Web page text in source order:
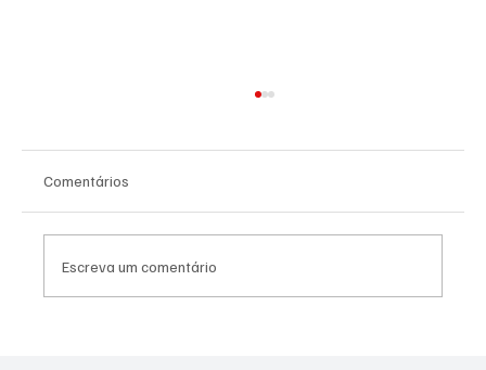
Comentários
Escreva um comentário